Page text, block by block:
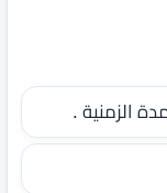
الزمنية .